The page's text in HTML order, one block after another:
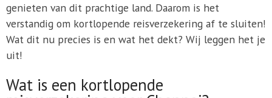
genieten van dit prachtige land. Daarom is het
verstandig om kortlopende reisverzekering af te sluiten!
Wat dit nu precies is en wat het dekt? Wij leggen het je
uit!
Wat is een kortlopende